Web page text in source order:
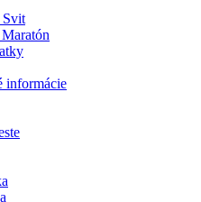
Svit
informácie